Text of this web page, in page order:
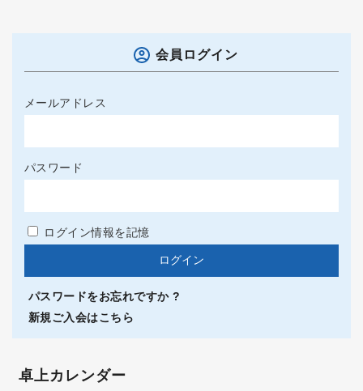
会員ログイン
メールアドレス
パスワード
ログイン情報を記憶
パスワードをお忘れですか ?
新規ご入会はこちら
卓上カレンダー